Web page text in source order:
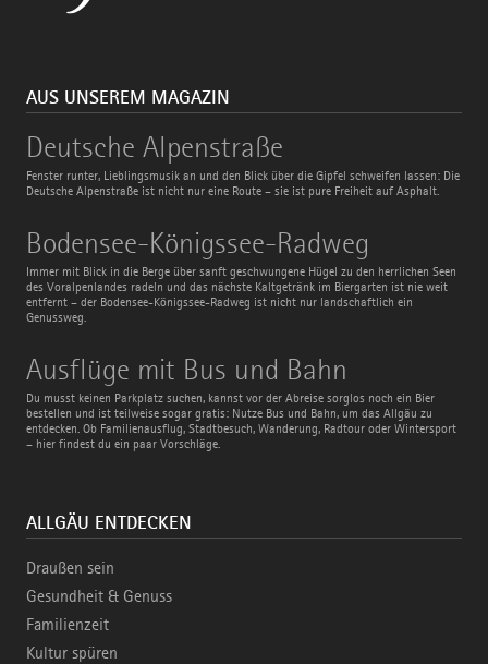
AUS UNSEREM MAGAZIN
Deutsche Alpenstraße
Fenster runter, Lieblingsmusik an und den Blick über die Gipfel schweifen lassen: Die
Deutsche Alpenstraße ist nicht nur eine Route – sie ist pure Freiheit auf Asphalt.
Deutsche
Alpenstraße
Bodensee-Königssee-Radweg
Immer mit Blick in die Berge über sanft geschwungene Hügel zu den herrlichen Seen
des Voralpenlandes radeln und das nächste Kaltgetränk im Biergarten ist nie weit
entfernt – der Bodensee-Königssee-Radweg ist nicht nur landschaftlich ein
Genussweg.
Bodensee-
Königssee-
Radweg
Ausflüge mit Bus und Bahn
Du musst keinen Parkplatz suchen, kannst vor der Abreise sorglos noch ein Bier
bestellen und ist teilweise sogar gratis: Nutze Bus und Bahn, um das Allgäu zu
entdecken. Ob Familienausflug, Stadtbesuch, Wanderung, Radtour oder Wintersport
– hier findest du ein paar Vorschläge.
Ausflüge
mit
Bus
und
Bahn
ALLGÄU ENTDECKEN
Draußen sein
Gesundheit & Genuss
Familienzeit
Kultur spüren